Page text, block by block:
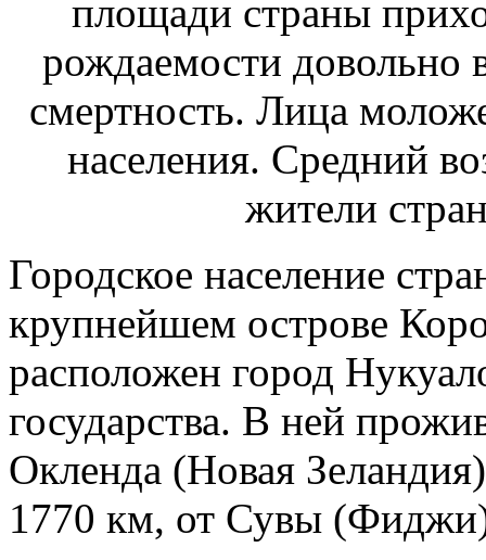
Городское население
крупнейшем острове
расположен город
государства. В ней
Окленда (Новая
1770 км, от Сувы